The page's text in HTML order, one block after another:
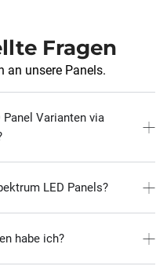
Fragen
an unsere Panels.
Varianten via
LED Panels?
habe ich?